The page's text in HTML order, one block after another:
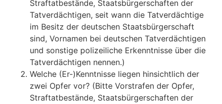
Straftatbestände, Staatsbürgerschaften der
Tatverdächtigen, seit wann die Tatverdächtige
im Besitz der deutschen Staatsbürgerschaft
sind, Vornamen bei deutschen Tatverdächtigen
und sonstige polizeiliche Erkenntnisse über die
Tatverdächtigen nennen.)
Welche (Er-)Kenntnisse liegen hinsichtlich der
zwei Opfer vor? (Bitte Vorstrafen der Opfer,
Straftatbestände, Staatsbürgerschaften der